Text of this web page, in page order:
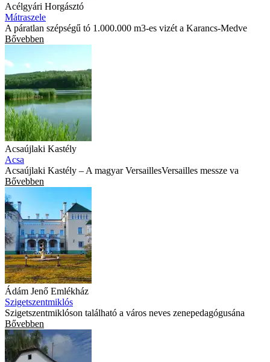
Acélgyári Horgásztó
Mátraszele
A páratlan szépségű tó 1.000.000 m3-es vizét a Karancs-Medve
Bővebben
Acsaújlaki Kastély
Acsa
Acsaújlaki Kastély – A magyar VersaillesVersailles messze va
Bővebben
Ádám Jenő Emlékház
Szigetszentmiklós
Szigetszentmiklóson található a város neves zenepedagógusána
Bővebben